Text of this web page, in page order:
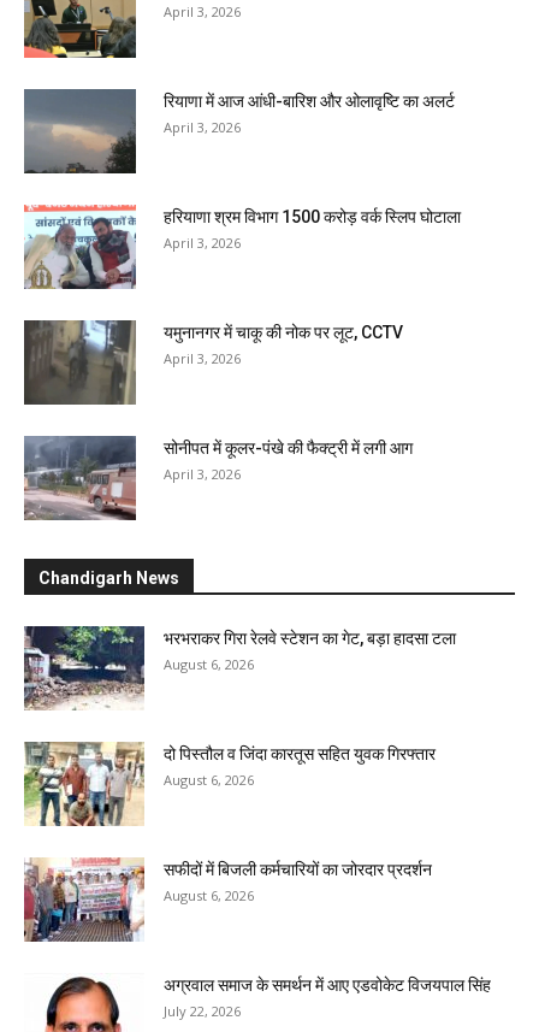
April 3, 2026
रियाणा में आज आंधी-बारिश और ओलावृष्टि का अलर्ट
April 3, 2026
हरियाणा श्रम विभाग 1500 करोड़ वर्क स्लिप घोटाला
April 3, 2026
यमुनानगर में चाकू की नोक पर लूट, CCTV
April 3, 2026
सोनीपत में कूलर-पंखे की फैक्ट्री में लगी आग
April 3, 2026
Chandigarh News
भरभराकर गिरा रेलवे स्टेशन का गेट, बड़ा हादसा टला
August 6, 2026
दो पिस्तौल व जिंदा कारतूस सहित युवक गिरफ्तार
August 6, 2026
सफीदों में बिजली कर्मचारियों का जोरदार प्रदर्शन
August 6, 2026
अग्रवाल समाज के समर्थन में आए एडवोकेट विजयपाल सिंह
July 22, 2026